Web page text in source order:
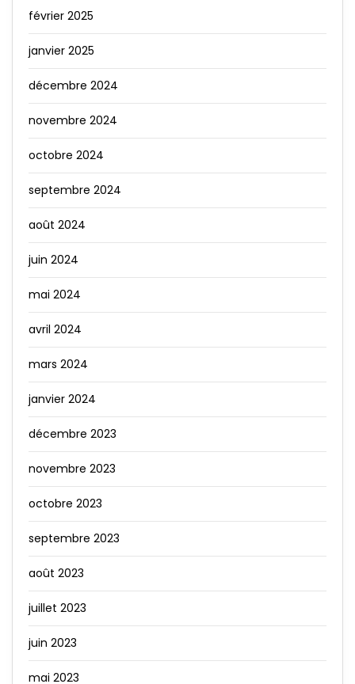
février 2025
janvier 2025
décembre 2024
novembre 2024
octobre 2024
septembre 2024
août 2024
juin 2024
mai 2024
avril 2024
mars 2024
janvier 2024
décembre 2023
novembre 2023
octobre 2023
septembre 2023
août 2023
juillet 2023
juin 2023
mai 2023